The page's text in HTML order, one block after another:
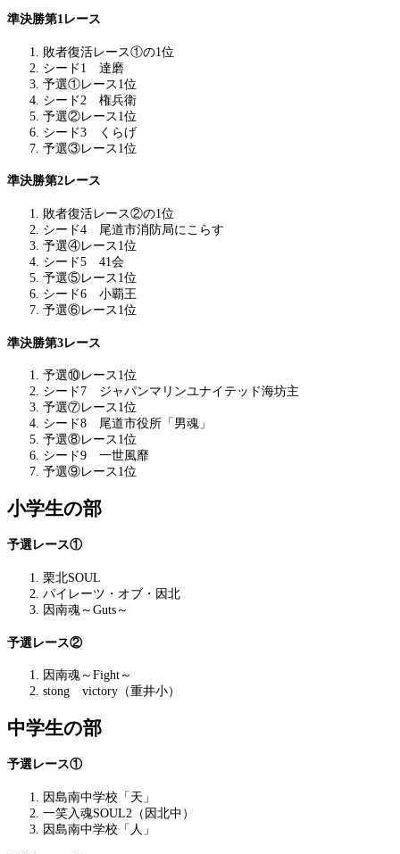
準決勝第1レース
敗者復活レース①の1位
シード1 達磨
予選①レース1位
シード2 権兵衛
予選②レース1位
シード3 くらげ
予選③レース1位
準決勝第2レース
敗者復活レース②の1位
シード4 尾道市消防局にこらす
予選④レース1位
シード5 41会
予選⑤レース1位
シード6 小覇王
予選⑥レース1位
準決勝第3レース
予選⑩レース1位
シード7 ジャパンマリンユナイテッド海坊主
予選⑦レース1位
シード8 尾道市役所「男魂」
予選⑧レース1位
シード9 一世風靡
予選⑨レース1位
小学生の部
予選レース①
栗北SOUL
パイレーツ・オブ・因北
因南魂～Guts～
予選レース②
因南魂～Fight～
stong victory（重井小）
中学生の部
予選レース①
因島南中学校「天」
一笑入魂SOUL2（因北中）
因島南中学校「人」